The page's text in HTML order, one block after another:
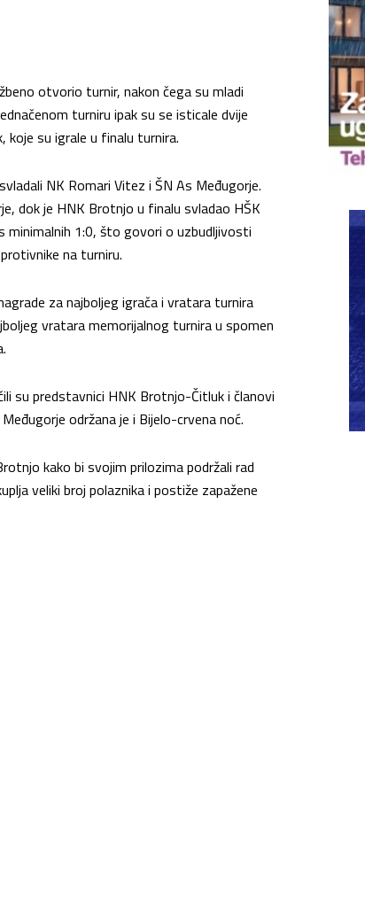
otvorio turnir, nakon čega su mladi
turniru ipak su se isticale dvije
koje su igrale u finalu turnira.
NK Romari Vitez i ŠN As Međugorje.
dok je HNK Brotnjo u finalu svladao HŠK
minimalnih 1:0, što govori o uzbudljivosti
na turniru.
za najboljeg igrača i vratara turnira
vratara memorijalnog turnira u spomen
su predstavnici HNK Brotnjo-Čitluk i članovi
održana je i Bijelo-crvena noć.
kako bi svojim prilozima podržali rad
veliki broj polaznika i postiže zapažene